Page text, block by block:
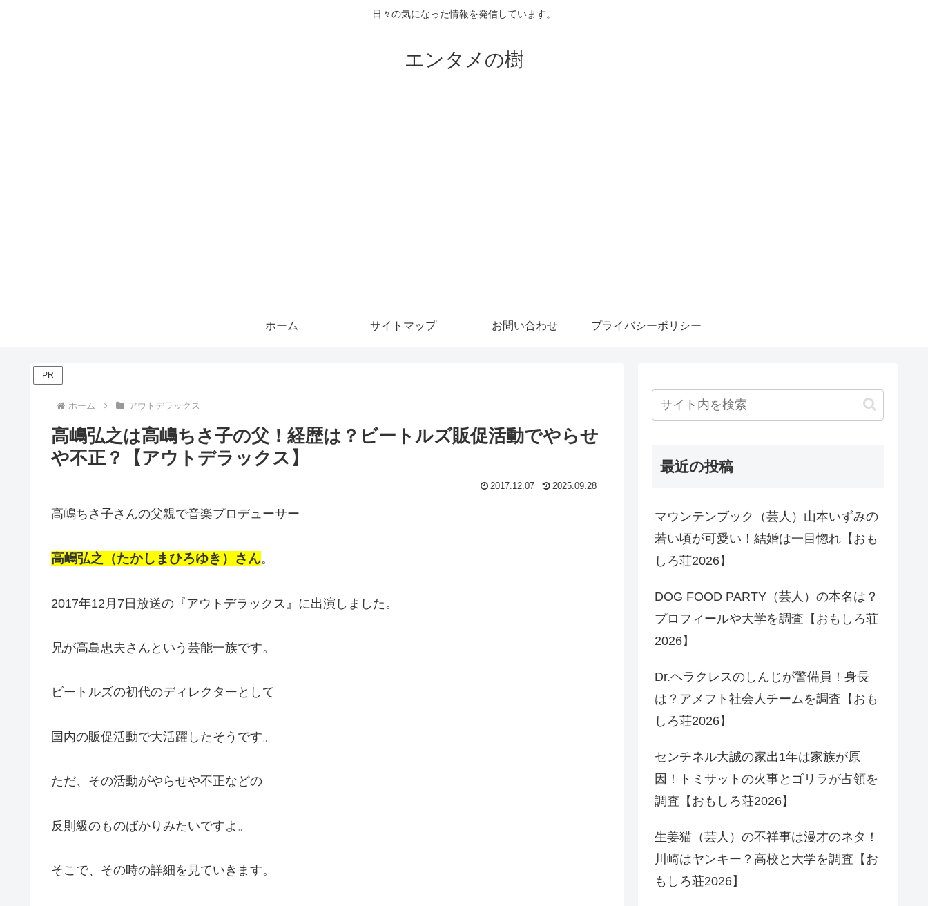
日々の気になった情報を発信しています。
エンタメの樹
ホーム サイトマップ お問い合わせ プライバシーポリシー
PR
ホーム アウトデラックス
高嶋弘之は高嶋ちさ子の父！経歴は？ビートルズ販促活動でやらせ
や不正？【アウトデラックス】
2017.12.07 2025.09.28
高嶋ちさ子さんの父親で音楽プロデューサー
高嶋弘之（たかしまひろゆき）さん。
2017年12月7日放送の『アウトデラックス』に出演しました。
兄が高島忠夫さんという芸能一族です。
ビートルズの初代のディレクターとして
国内の販促活動で大活躍したそうです。
ただ、その活動がやらせや不正などの
反則級のものばかりみたいですよ。
そこで、その時の詳細を見ていきます。
最近の投稿
マウンテンブック（芸人）山本いずみの
若い頃が可愛い！結婚は一目惚れ【おも
しろ荘2026】
DOG FOOD PARTY（芸人）の本名は？
プロフィールや大学を調査【おもしろ荘
2026】
Dr.ヘラクレスのしんじが警備員！身長
は？アメフト社会人チームを調査【おも
しろ荘2026】
センチネル大誠の家出1年は家族が原
因！トミサットの火事とゴリラが占領を
調査【おもしろ荘2026】
生姜猫（芸人）の不祥事は漫才のネタ！
川崎はヤンキー？高校と大学を調査【お
もしろ荘2026】